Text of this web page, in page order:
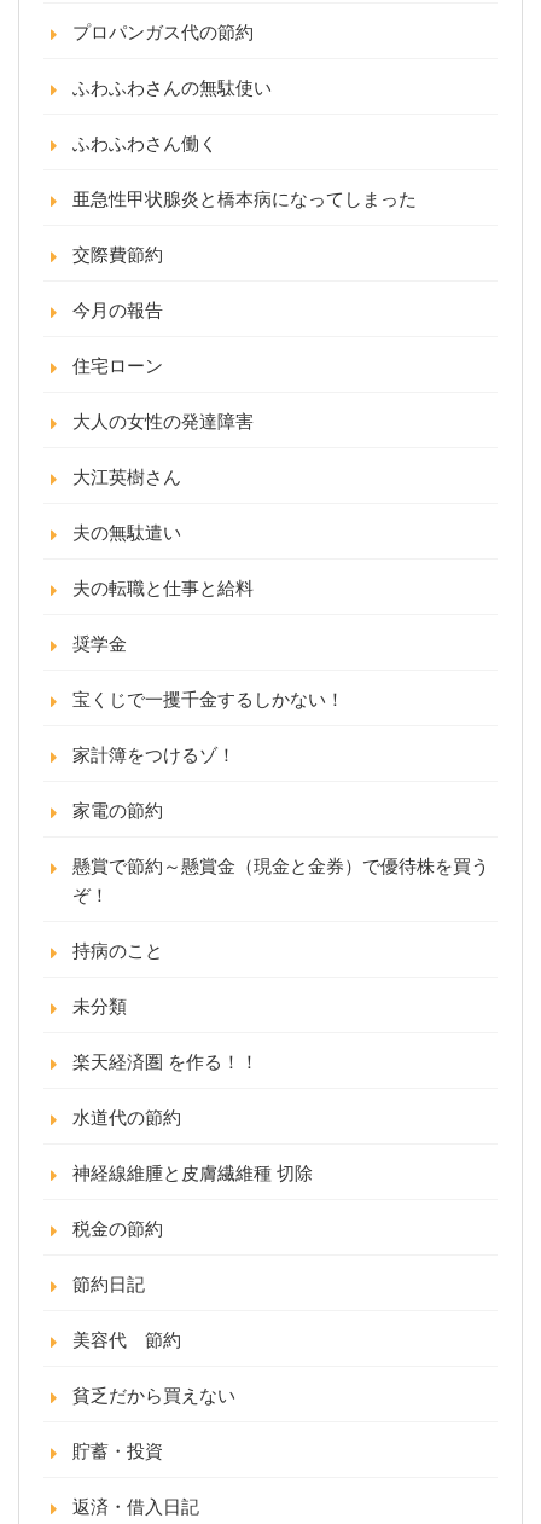
プロパンガス代の節約
ふわふわさんの無駄使い
ふわふわさん働く
亜急性甲状腺炎と橋本病になってしまった
交際費節約
今月の報告
住宅ローン
大人の女性の発達障害
大江英樹さん
夫の無駄遣い
夫の転職と仕事と給料
奨学金
宝くじで一攫千金するしかない！
家計簿をつけるゾ！
家電の節約
懸賞で節約～懸賞金（現金と金券）で優待株を買う
ぞ！
持病のこと
未分類
楽天経済圏 を作る！！
水道代の節約
神経線維腫と皮膚繊維種 切除
税金の節約
節約日記
美容代 節約
貧乏だから買えない
貯蓄・投資
返済・借入日記